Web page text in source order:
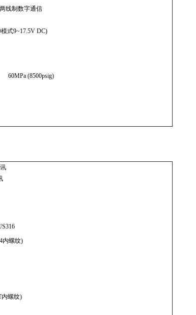
线制数字通信
式9~17.5V DC)
60MPa (8500psig)
内螺纹)
内螺纹)